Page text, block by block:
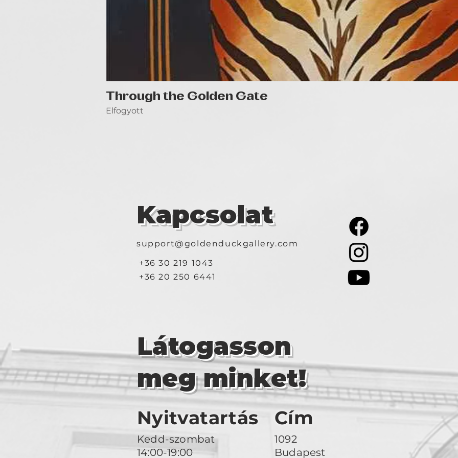
Through the Golden Gate
Elfogyott
Kapcsolat
support@goldenduckgallery.com
+36 30 219 1043
+36 20 250 6441
Látogasson
meg minket!
Nyitvatartás Cím
Kedd-szombat
14:00-19:00
1092
Budapest